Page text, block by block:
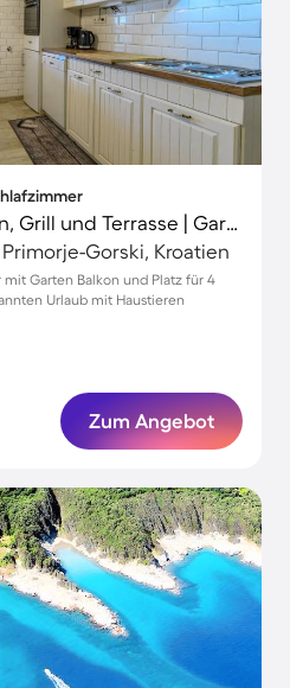
Ferienhaus mit Garten, Grill und Terrasse | Gartenblick
Gorski, Kroatien
mit Garten Balkon und Platz für 4
Urlaub mit Haustieren
Zum Angebot